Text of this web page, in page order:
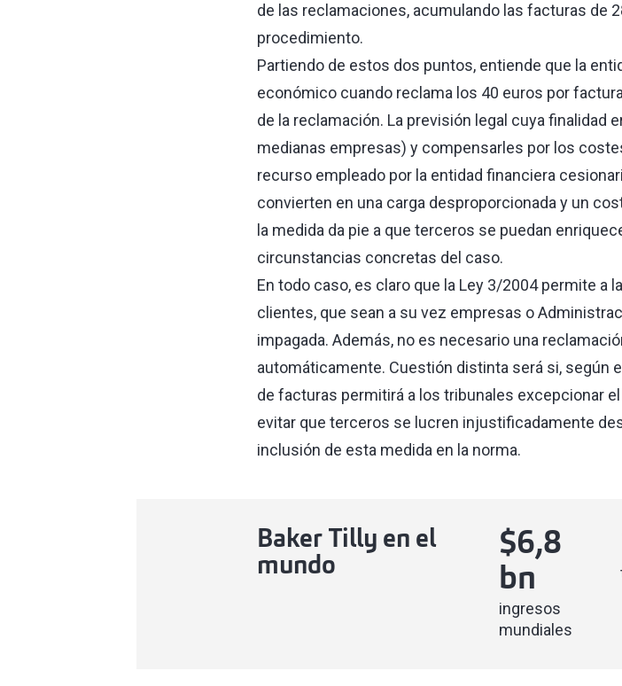
de las reclamaciones, acumulando las facturas de
procedimiento.
Partiendo de estos dos puntos, entiende que la
económico cuando reclama los 40 euros por
de la reclamación. La previsión legal cuya finalidad
medianas empresas) y compensarles por los
recurso empleado por la entidad financiera
convierten en una carga desproporcionada y un
la medida da pie a que terceros se puedan
circunstancias concretas del caso.
En todo caso, es claro que la Ley 3/2004 permite a
clientes, que sean a su vez empresas o
impagada. Además, no es necesario una
automáticamente. Cuestión distinta será si, según
de facturas permitirá a los tribunales excepcionar
evitar que terceros se lucren injustificadamente
inclusión de esta medida en la norma.
Baker Tilly en el
mundo
$6,8
bn
ingresos
mundiales